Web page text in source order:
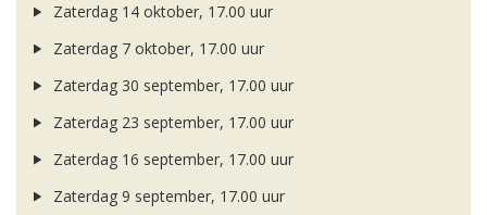
Zaterdag 14 oktober, 17.00 uur
Zaterdag 7 oktober, 17.00 uur
Zaterdag 30 september, 17.00 uur
Zaterdag 23 september, 17.00 uur
Zaterdag 16 september, 17.00 uur
Zaterdag 9 september, 17.00 uur